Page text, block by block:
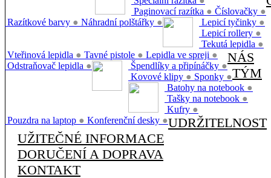
Paginovací razítka ● Číslovačky ●
Razítkové barvy ● Náhradní polštářky ● Lepicí tyčinky ●
Lepicí rollery ●
Tekutá lepidla ●
Vteřinová lepidla ● Tavné pistole ● Lepidla ve spreji ●
Odstraňovač lepidla ● Špendlíky a připínáčky ●
Kovové klipy ● Sponky ●
Batohy na notebook ●
Tašky na notebook ●
Kufry ●
Pouzdra na laptop ● Konferenční desky ●
NÁS
TÝM
UDRŽITELNOST
UŽITEČNÉ INFORMACE
DORUČENÍ A DOPRAVA
KONTAKT